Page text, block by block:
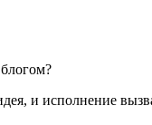
и исполнение